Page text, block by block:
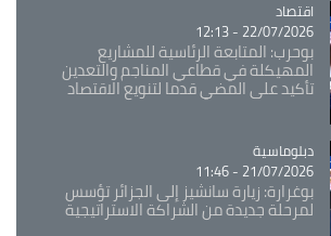
Catégorie
اقتصاد
22/07/2026 - 12:13
بوحرب: المتابعة الرئاسية للمشاريع
المهيكلة في قطاعي المناجم والتعدين
تأكيد على المضي قدما لتنويع الاقتصاد
Catégorie
دبلوماسية
21/07/2026 - 11:46
بوغرارة: زيارة سانشيز إلى الجزائر تؤسس
لمرحلة جديدة من الشراكة الاستراتيجية